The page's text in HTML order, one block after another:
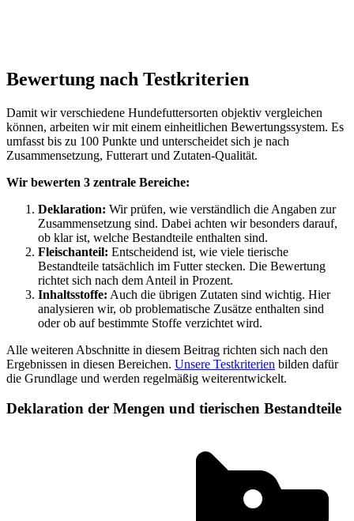
Bewertung nach Testkriterien
Damit wir verschiedene Hundefuttersorten objektiv vergleichen
können, arbeiten wir mit einem einheitlichen Bewertungssystem. Es
umfasst bis zu 100 Punkte und unterscheidet sich je nach
Zusammensetzung, Futterart und Zutaten-Qualität.
Wir bewerten 3 zentrale Bereiche:
Deklaration: Wir prüfen, wie verständlich die Angaben zur
Zusammensetzung sind. Dabei achten wir besonders darauf,
ob klar ist, welche Bestandteile enthalten sind.
Fleischanteil: Entscheidend ist, wie viele tierische
Bestandteile tatsächlich im Futter stecken. Die Bewertung
richtet sich nach dem Anteil in Prozent.
Inhaltsstoffe: Auch die übrigen Zutaten sind wichtig. Hier
analysieren wir, ob problematische Zusätze enthalten sind
oder ob auf bestimmte Stoffe verzichtet wird.
Alle weiteren Abschnitte in diesem Beitrag richten sich nach den
Ergebnissen in diesen Bereichen. Unsere Testkriterien bilden dafür
die Grundlage und werden regelmäßig weiterentwickelt.
Deklaration der Mengen und tierischen Bestandteile